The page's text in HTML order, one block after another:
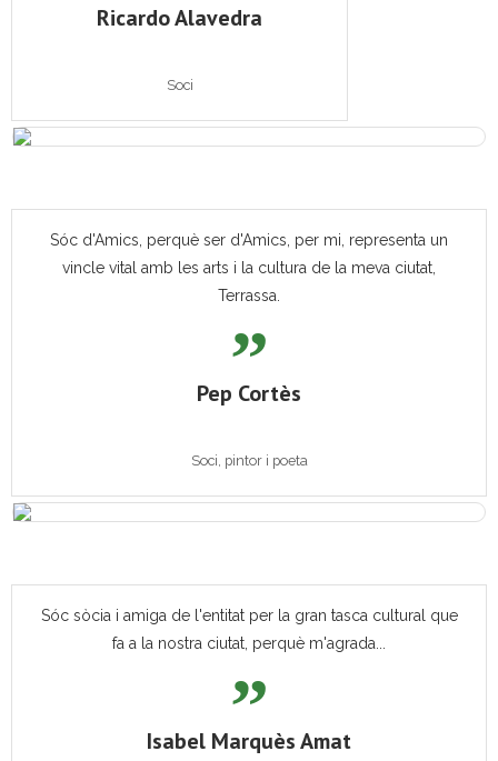
Ricardo Alavedra
Soci
Sóc d'Amics, perquè ser d'Amics, per mi, representa un
vincle vital amb les arts i la cultura de la meva ciutat,
Terrassa.
Pep Cortès
Soci, pintor i poeta
Sóc sòcia i amiga de l'entitat per la gran tasca cultural que
fa a la nostra ciutat, perquè m'agrada...
Isabel Marquès Amat